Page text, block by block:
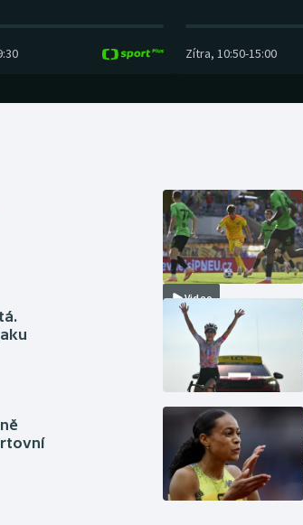
Zítra, 10:50-15:00
Video